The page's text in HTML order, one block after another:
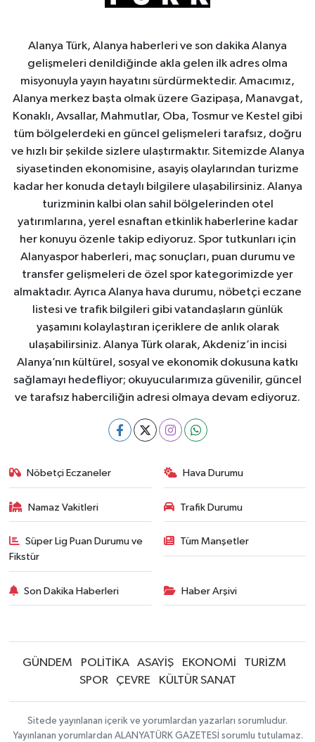
Alanya Türk, Alanya haberleri ve son dakika Alanya
gelişmeleri denildiğinde akla gelen ilk adres olma
misyonuyla yayın hayatını sürdürmektedir. Amacımız,
Alanya merkez başta olmak üzere Gazipaşa, Manavgat,
Konaklı, Avsallar, Mahmutlar, Oba, Tosmur ve Kestel gibi
tüm bölgelerdeki en güncel gelişmeleri tarafsız, doğru
ve hızlı bir şekilde sizlere ulaştırmaktır. Sitemizde Alanya
siyasetinden ekonomisine, asayiş olaylarından turizme
kadar her konuda detaylı bilgilere ulaşabilirsiniz. Alanya
turizminin kalbi olan sahil bölgelerinden otel
yatırımlarına, yerel esnaftan etkinlik haberlerine kadar
her konuyu özenle takip ediyoruz. Spor tutkunları için
Alanyaspor haberleri, maç sonuçları, puan durumu ve
transfer gelişmeleri de özel spor kategorimizde yer
almaktadır. Ayrıca Alanya hava durumu, nöbetçi eczane
listesi ve trafik bilgileri gibi vatandaşların günlük
yaşamını kolaylaştıran içeriklere de anlık olarak
ulaşabilirsiniz. Alanya Türk olarak, Akdeniz’in incisi
Alanya’nın kültürel, sosyal ve ekonomik dokusuna katkı
sağlamayı hedefliyor; okuyucularımıza güvenilir, güncel
ve tarafsız haberciliğin adresi olmaya devam ediyoruz.
Nöbetçi Eczaneler Hava Durumu
Namaz Vakitleri Trafik Durumu
Süper Lig Puan Durumu ve
Fikstür
Tüm Manşetler
Son Dakika Haberleri Haber Arşivi
GÜNDEM POLİTİKA ASAYİŞ EKONOMİ
TURİZM
SPOR
ÇEVRE KÜLTÜR SANAT
Sitede yayınlanan içerik ve yorumlardan yazarları sorumludur.
Yayınlanan yorumlardan ALANYATÜRK GAZETESİ sorumlu tutulamaz.